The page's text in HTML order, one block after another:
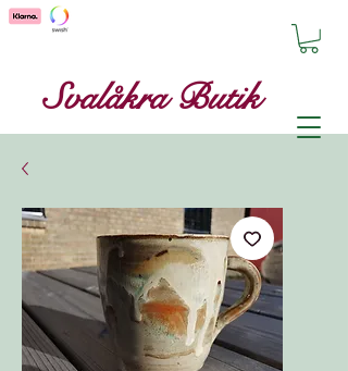
Svalåkra Butik